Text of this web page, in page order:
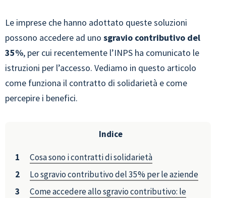
Le imprese che hanno adottato queste soluzioni
possono accedere ad uno sgravio contributivo del
35%, per cui recentemente l’INPS ha comunicato le
istruzioni per l’accesso. Vediamo in questo articolo
come funziona il contratto di solidarietà e come
percepire i benefici.
Indice
Cosa sono i contratti di solidarietà
Lo sgravio contributivo del 35% per le aziende
Come accedere allo sgravio contributivo: le